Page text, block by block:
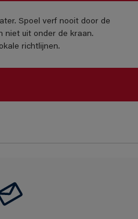
Spoel verf nooit door de
niet uit onder de kraan.
richtlijnen.